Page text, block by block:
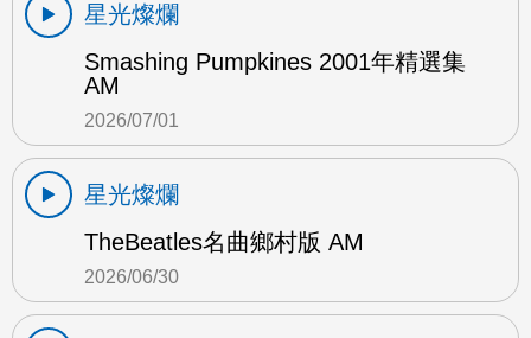
星光燦爛
Smashing Pumpkines 2001年精選集
AM
2026/07/01
星光燦爛
TheBeatles名曲鄉村版 AM
2026/06/30